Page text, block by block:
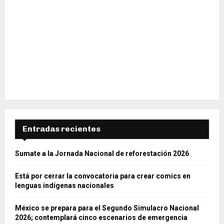
Entradas recientes
Sumate a la Jornada Nacional de reforestación 2026
Está por cerrar la convocatoria para crear comics en
lenguas indígenas nacionales
México se prepara para el Segundo Simulacro Nacional
2026; contemplará cinco escenarios de emergencia